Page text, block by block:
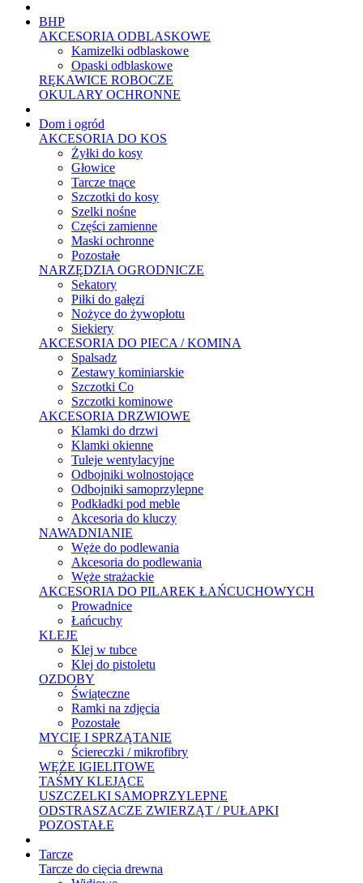
BHP
AKCESORIA ODBLASKOWE
Kamizelki odblaskowe
Opaski odblaskowe
RĘKAWICE ROBOCZE
OKULARY OCHRONNE
Dom i ogród
AKCESORIA DO KOS
Żyłki do kosy
Głowice
Tarcze tnące
Szczotki do kosy
Szelki nośne
Części zamienne
Maski ochronne
Pozostałe
NARZĘDZIA OGRODNICZE
Sekatory
Piłki do gałęzi
Nożyce do żywopłotu
Siekiery
AKCESORIA DO PIECA / KOMINA
Spalsadz
Zestawy kominiarskie
Szczotki Co
Szczotki kominowe
AKCESORIA DRZWIOWE
Klamki do drzwi
Klamki okienne
Tuleje wentylacyjne
Odbojniki wolnostojące
Odbojniki samoprzylepne
Podkładki pod meble
Akcesoria do kluczy
NAWADNIANIE
Węże do podlewania
Akcesoria do podlewania
Węże strażackie
AKCESORIA DO PILAREK ŁAŃCUCHOWYCH
Prowadnice
Łańcuchy
KLEJE
Klej w tubce
Klej do pistoletu
OZDOBY
Świąteczne
Ramki na zdjęcia
Pozostałe
MYCIE I SPRZĄTANIE
Ściereczki / mikrofibry
WĘŻE IGIELITOWE
TAŚMY KLEJĄCE
USZCZELKI SAMOPRZYLEPNE
ODSTRASZACZE ZWIERZĄT / PUŁAPKI
POZOSTAŁE
Tarcze
Tarcze do cięcia drewna